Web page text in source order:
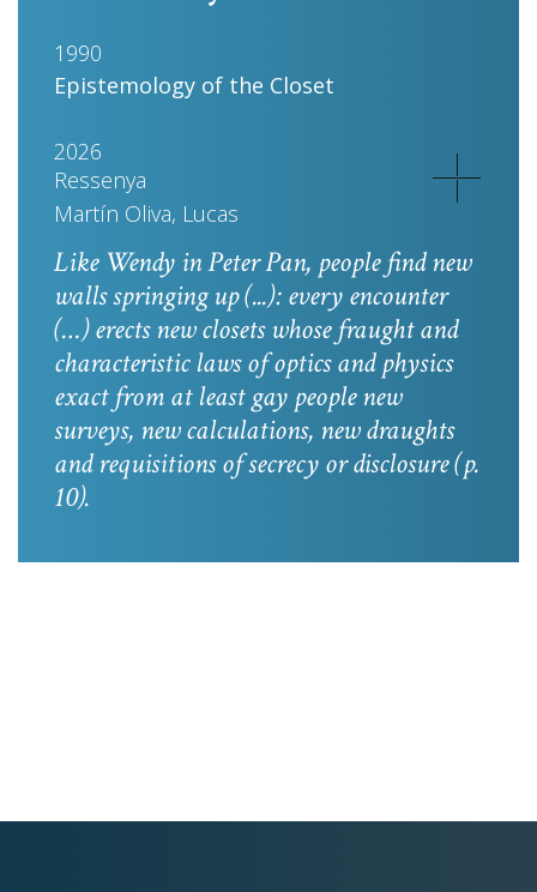
1990
Epistemology of the Closet
2026
Ressenya
Martín Oliva, Lucas
Like Wendy inPeter Pan, people find new
walls springing up (...): every encounter
(…) erects new closets whose fraught and
characteristic laws of optics and physics
exact from at least gay people new
surveys, new calculations, new draughts
and requisitions of secrecy or disclosure(p.
10).